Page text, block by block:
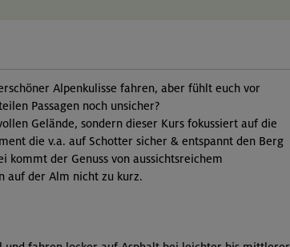
Alpenkulisse fahren, aber fühlt euch vor
Passagen noch unsicher?
Gelände, sondern dieser Kurs fokussiert auf die
die v.a. auf Schotter sicher & entspannt den Berg
der Genuss von aussichtsreichem
auf der Alm nicht zu kurz.